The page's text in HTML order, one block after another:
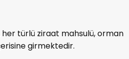
her türlü ziraat mahsulü, orman
girmektedir.